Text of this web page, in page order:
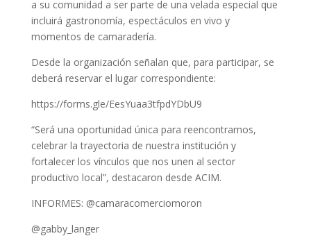
a su comunidad a ser parte de una velada especial que
incluirá gastronomía, espectáculos en vivo y
momentos de camaradería.
Desde la organización señalan que, para participar, se
deberá reservar el lugar correspondiente:
https://forms.gle/EesYuaa3tfpdYDbU9
“Será una oportunidad única para reencontrarnos,
celebrar la trayectoria de nuestra institución y
fortalecer los vínculos que nos unen al sector
productivo local”, destacaron desde ACIM.
INFORMES: @camaracomerciomoron
@gabby_langer